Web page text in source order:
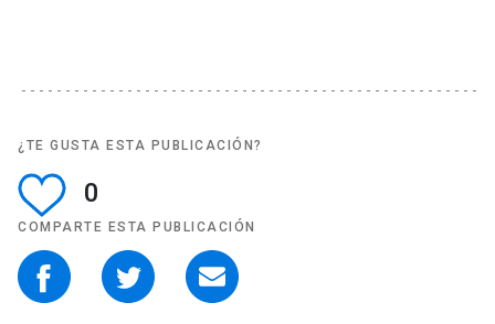
¿TE GUSTA ESTA PUBLICACIÓN?
0
COMPARTE ESTA PUBLICACIÓN